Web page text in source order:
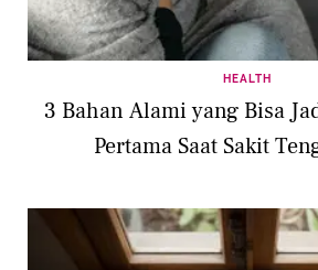
HEALTH
3 Bahan Alami yang Bisa
Pertama Saat Sakit